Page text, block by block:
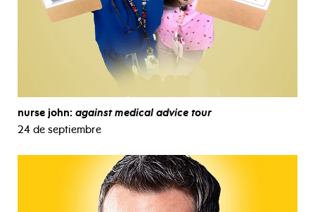
nurse john: against medical advice tour
24 de septiembre